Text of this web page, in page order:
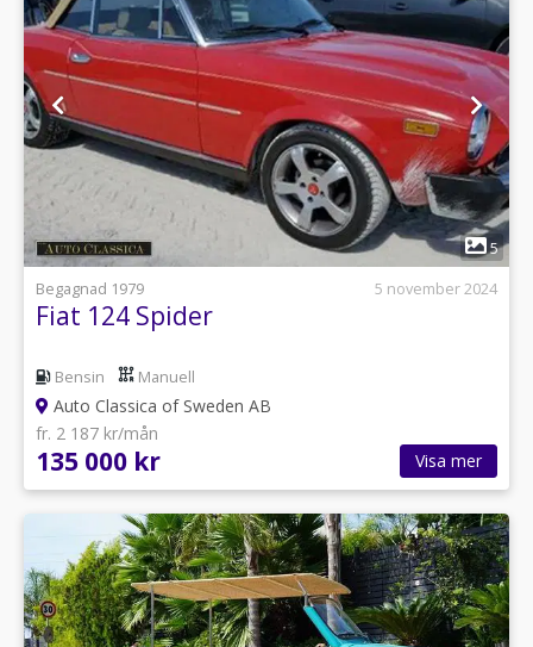
5
Begagnad 1979
5 november 2024
Fiat 124 Spider
Bensin Manuell
Auto Classica of Sweden AB
fr. 2 187 kr/mån
135 000 kr Visa mer